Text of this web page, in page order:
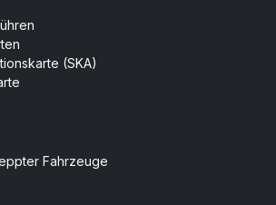
(SKA)
Fahrzeuge